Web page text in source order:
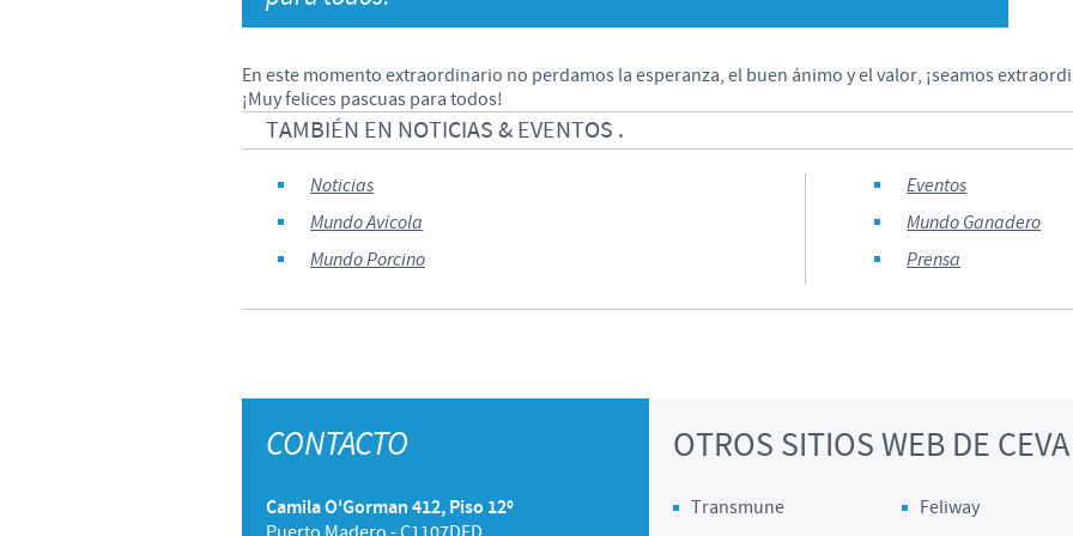
Canada (EN)
Colombia
Japan
Mexico
Peru
En este momento extraordinario no perdamos la esperanza, el buen ánimo y el valor, ¡seamos
¡Muy felices pascuas para todos!
TAMBIÉN EN NOTICIAS & EVENTOS .
Noticias
Eventos
Mundo Avícola
Mundo Ganadero
Mundo Porcino
Prensa
CONTACTO
Camila O'Gorman 412, Piso 12º
OTROS SITIOS WEB DE CEVA
Transmune Feliway